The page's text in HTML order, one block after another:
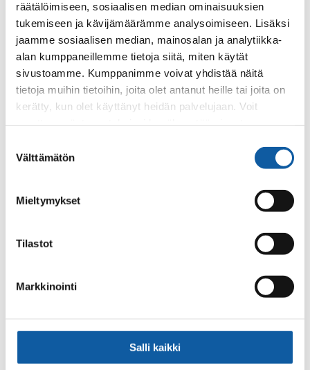
räätälöimiseen, sosiaalisen median ominaisuuksien
tukemiseen ja kävijämäärämme analysoimiseen. Lisäksi
jaamme sosiaalisen median, mainosalan ja analytiikka-
alan kumppaneillemme tietoja siitä, miten käytät
sivustoamme. Kumppanimme voivat yhdistää näitä
tietoja muihin tietoihin, joita olet antanut heille tai joita on
kerätty, kun olet käyttänyt heidän palvelujaan. Voit
valinta
Välttämätön
Mieltymykset
Tilastot
Markkinointi
Salli kaikki
Search term
2 services
Work coaching
Job coaching provides personalised help in finding a job or
Work try-out
Work try-out is a service that promotes the employment
of individuals at a workplace and supports their return to